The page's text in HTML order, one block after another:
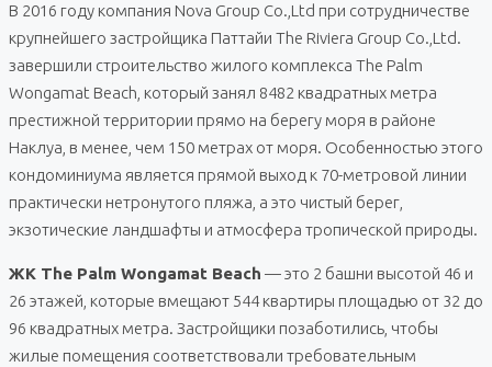
В 2016 году компания Nova Group Co.,Ltd при сотрудничестве
крупнейшего застройщика Паттайи The Riviera Group Co.,Ltd.
завершили строительство жилого комплекса The Palm
Wongamat Beach, который занял 8482 квадратных метра
престижной территории прямо на берегу моря в районе
Наклуа, в менее, чем 150 метрах от моря. Особенностью этого
кондоминиума является прямой выход к 70-метровой линии
практически нетронутого пляжа, а это чистый берег,
экзотические ландшафты и атмосфера тропической природы.
ЖК The Palm Wongamat Beach — это 2 башни высотой 46 и
26 этажей, которые вмещают 544 квартиры площадью от 32 до
96 квадратных метра. Застройщики позаботились, чтобы
жилые помещения соответствовали требовательным